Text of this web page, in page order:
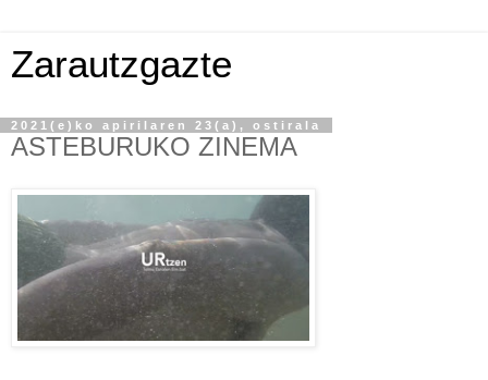
Zarautzgazte
2021(e)ko apirilaren 23(a), ostirala
ASTEBURUKO ZINEMA